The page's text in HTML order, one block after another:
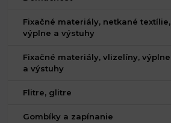
Fixačné materiály, netkané textílie,
výplne a výstuhy
Fixačné materiály, vlizelíny, výplne
a výstuhy
Flitre, glitre
Gombíky a zapínanie